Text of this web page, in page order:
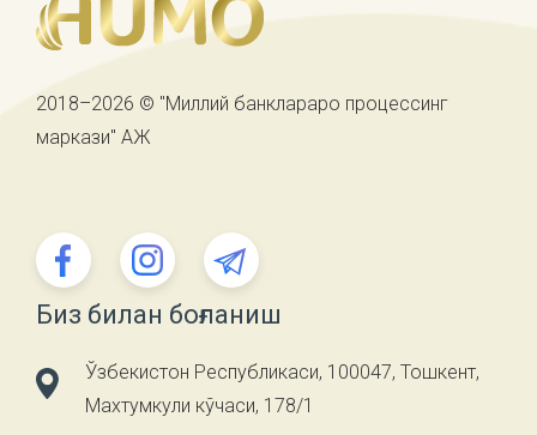
2018–2026 © "Миллий банклараро процессинг
маркази" АЖ
Биз билан боғланиш
Ўзбекистон Республикаси, 100047, Тошкент,
Махтумкули кўчаси, 178/1